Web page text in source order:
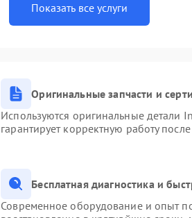
Показать все услуги
Оригинальные запчасти и
Используются оригинальные
гарантирует корректную работу
Бесплатная диагностика и
Современное оборудование и опыт